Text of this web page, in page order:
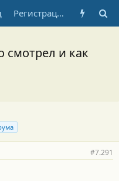
Регистрация
смотрел и как
#7.291